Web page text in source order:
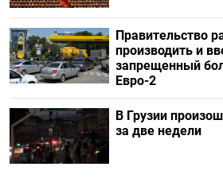
Правительство
производить и
запрещенный
Евро-2
В Грузии
за две недели